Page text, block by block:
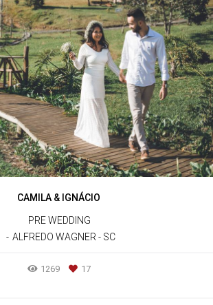
CAMILA & IGNÁCIO
PRE WEDDING
ALFREDO WAGNER - SC
1269 17